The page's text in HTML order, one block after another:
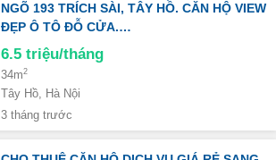
NGÕ 193 TRÍCH SÀI, TÂY HỒ. CĂN HỘ VIEW
ĐẸP Ô TÔ ĐỖ CỬA.…
6.5 triệu/tháng
34m2
Tây Hồ, Hà Nội
3 tháng trước